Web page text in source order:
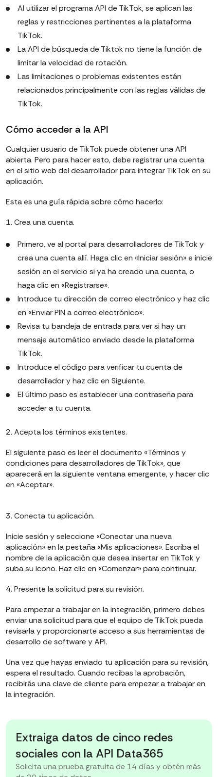
Al utilizar el programa API de TikTok, se aplican las
reglas y restricciones pertinentes a la plataforma
TikTok.
La API de búsqueda de Tiktok no tiene la función de
limitar la velocidad de rotación.
Las limitaciones o problemas existentes están
relacionados principalmente con las reglas válidas de
TikTok.
Cómo acceder a la API
Cualquier usuario de TikTok puede obtener una API
abierta. Pero para hacer esto, debe registrar una cuenta
en el sitio web del desarrollador para integrar TikTok en su
aplicación.
Esta es una guía rápida sobre cómo hacerlo:
1. Crea una cuenta.
Primero, ve al portal para desarrolladores de TikTok y
crea una cuenta allí. Haga clic en «Iniciar sesión» e inicie
sesión en el servicio si ya ha creado una cuenta, o
haga clic en «Registrarse».
Introduce tu dirección de correo electrónico y haz clic
en «Enviar PIN a correo electrónico».
Revisa tu bandeja de entrada para ver si hay un
mensaje automático enviado desde la plataforma
TikTok.
Introduce el código para verificar tu cuenta de
desarrollador y haz clic en Siguiente.
El último paso es establecer una contraseña para
acceder a tu cuenta.
2. Acepta los términos existentes.
El siguiente paso es leer el documento «Términos y
condiciones para desarrolladores de TikTok», que
aparecerá en la siguiente ventana emergente, y hacer clic
en «Aceptar».
3. Conecta tu aplicación.
Inicie sesión y seleccione «Conectar una nueva
aplicación» en la pestaña «Mis aplicaciones». Escriba el
nombre de la aplicación que desea insertar en TikTok y
suba su icono. Haz clic en «Comenzar» para continuar.
4. Presente la solicitud para su revisión.
Para empezar a trabajar en la integración, primero debes
enviar una solicitud para que el equipo de TikTok pueda
revisarla y proporcionarte acceso a sus herramientas de
desarrollo de software y API.
Una vez que hayas enviado tu aplicación para su revisión,
espera el resultado. Cuando recibas la aprobación,
recibirás una clave de cliente para empezar a trabajar en
la integración.
Extraiga datos de cinco redes
sociales con la API Data365
Solicita una prueba gratuita de 14 días y obtén más